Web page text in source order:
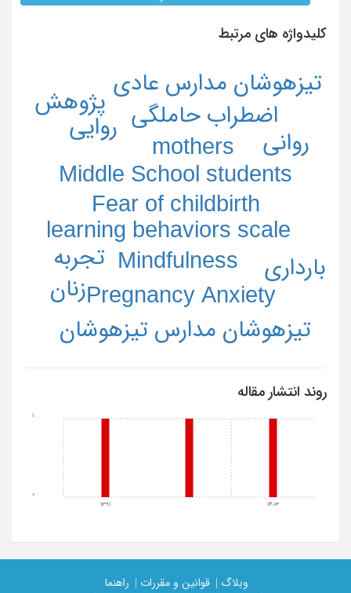
کلیدواژه های مرتبط
Fear of childbirth
learning behaviors scale
Middle School students
Mindfulness
mothers
Pregnancy Anxiety
اضطراب حاملگی
تیزهوشان مدارس تیزهوشان
تیزهوشان مدارس عادی
روایی
بارداری
پژوهش
تجربه
روانی
زنان
روند انتشار مقاله
1391 1403
0
1
وبلاگ | قوانین و مقررات |
راهنما